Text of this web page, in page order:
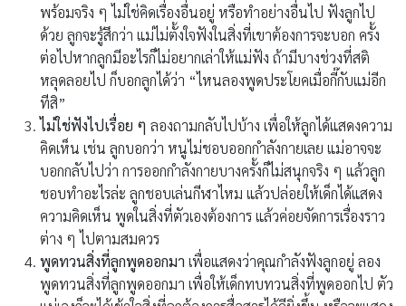
พร้อมจริง ๆ ไม่ใช่คิดเรื่องอื่นอยู่ หรือทำอย่างอื่นไป ฟังลูกไป
ด้วย ลูกจะรู้สึกว่า แม่ไม่ตั้งใจฟังในสิ่งที่เขาต้องการจะบอก ครั้ง
ต่อไปหากลูกมีอะไรก็ไม่อยากเล่าให้แม่ฟัง ถ้ามีบางช่วงที่สติ
หลุดลอยไป ก็บอกลูกได้ว่า “ไหนลองพูดประโยคเมื่อกี๊กับแม่อีก
ทีสิ”
ไม่ใช่ฟังไปเรื่อย ๆ ลองถามกลับไปบ้าง เพื่อให้ลูกได้แสดงความ
คิดเห็น เช่น ลูกบอกว่า หนูไม่ชอบออกกำลังกายเลย แม่อาจจะ
บอกกลับไปว่า การออกกำลังกายบางครั้งก็ไม่สนุกจริง ๆ แล้วลูก
ชอบทำอะไรล่ะ ลูกชอบเล่นกีฬาไหม แล้วปล่อยให้เด็กได้แสดง
ความคิดเห็น พูดในสิ่งที่ตัวเองต้องการ แล้วค่อยจัดการเรื่องราว
ต่าง ๆ ไปตามสมควร
พูดทวนสิ่งที่ลูกพูดออกมา เพื่อแสดงว่าคุณกำลังฟังลูกอยู่ ลอง
พูดทวนสิ่งที่ลูกพูดออกมา เพื่อให้เด็กทบทวนสิ่งที่พูดออกไป ตัว